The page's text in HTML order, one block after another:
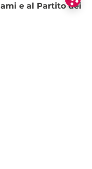
e al Partito dei